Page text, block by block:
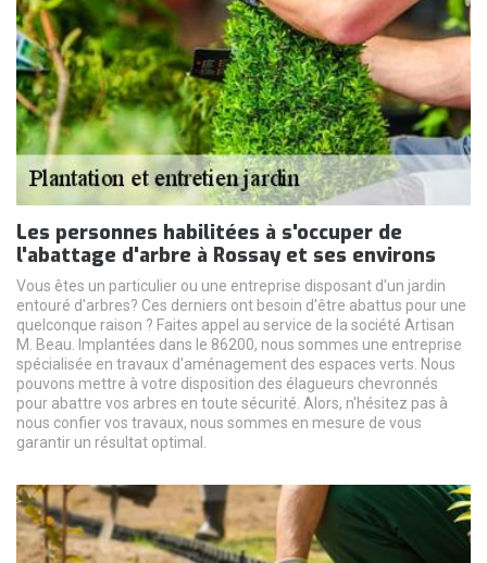
Les personnes habilitées à s'occuper de
l'abattage d'arbre à Rossay et ses environs
Vous êtes un particulier ou une entreprise disposant d'un jardin
entouré d'arbres? Ces derniers ont besoin d'être abattus pour une
quelconque raison ? Faites appel au service de la société Artisan
M. Beau. Implantées dans le 86200, nous sommes une entreprise
spécialisée en travaux d'aménagement des espaces verts. Nous
pouvons mettre à votre disposition des élagueurs chevronnés
pour abattre vos arbres en toute sécurité. Alors, n'hésitez pas à
nous confier vos travaux, nous sommes en mesure de vous
garantir un résultat optimal.